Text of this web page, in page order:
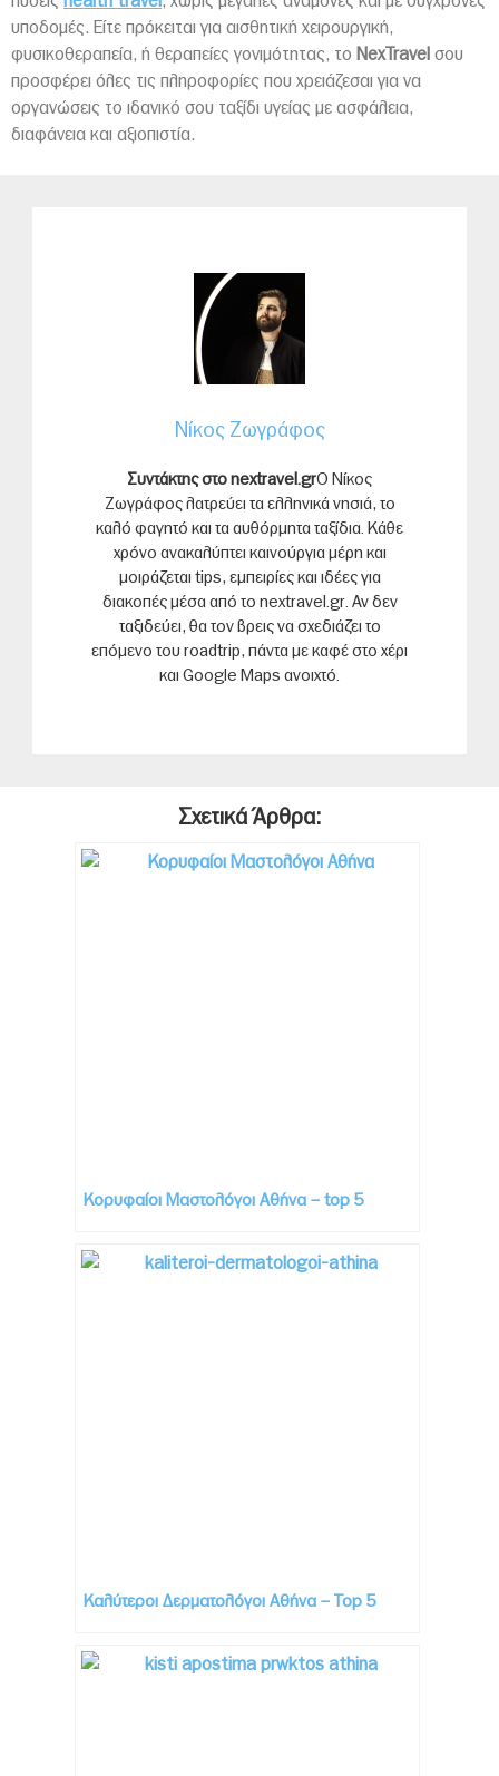
υποδομές. Είτε πρόκειται για αισθητική χειρουργική,
φυσικοθεραπεία, ή θεραπείες γονιμότητας, το NexTravel σου
προσφέρει όλες τις πληροφορίες που χρειάζεσαι για να
οργανώσεις το ιδανικό σου ταξίδι υγείας με ασφάλεια,
διαφάνεια και αξιοπιστία.
Νίκος Ζωγράφος
Συντάκτης στο nextravel.grΟ Νίκος
Ζωγράφος λατρεύει τα ελληνικά νησιά, το
καλό φαγητό και τα αυθόρμητα ταξίδια. Κάθε
χρόνο ανακαλύπτει καινούργια μέρη και
μοιράζεται tips, εμπειρίες και ιδέες για
διακοπές μέσα από το nextravel.gr. Αν δεν
ταξιδεύει, θα τον βρεις να σχεδιάζει το
επόμενο του roadtrip, πάντα με καφέ στο χέρι
και Google Maps ανοιχτό.
Σχετικά Άρθρα:
Κορυφαίοι Μαστολόγοι Αθήνα – top 5
Καλύτεροι Δερματολόγοι Αθήνα – Top 5